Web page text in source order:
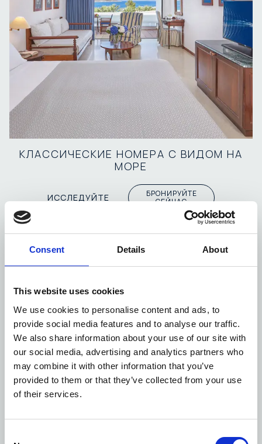
Consent Details About
This website uses cookies
We use cookies to personalise content and ads, to
provide social media features and to analyse our traffic.
We also share information about your use of our site with
our social media, advertising and analytics partners who
may combine it with other information that you’ve
provided to them or that they’ve collected from your use
of their services.
КЛАССИЧЕСКИЕ НОМЕРА С ВИДОМ НА
МОРЕ
ИССЛЕДУЙТЕ
БРОНИРУЙТЕ
СЕЙЧАС